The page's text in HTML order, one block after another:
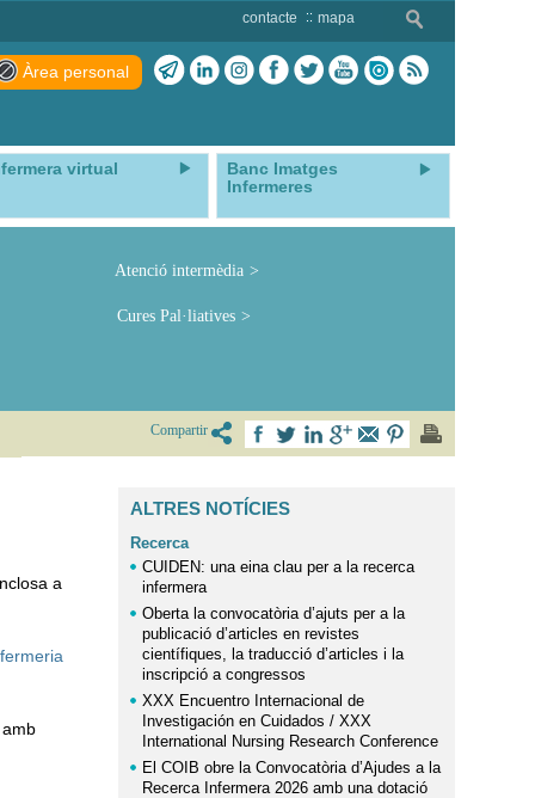
contacte mapa
Àrea personal
virtual
Banc Imatges
Infermeres
Atenció intermèdia
Cures Pal·liatives
Compartir
a
ALTRES NOTÍCIES
Recerca
CUIDEN: una eina clau per a la recerca
infermera
Oberta la convocatòria d’ajuts per a la
publicació d’articles en revistes
científiques, la traducció d’articles i la
inscripció a congressos
XXX Encuentro Internacional de
Investigación en Cuidados / XXX
International Nursing Research Conference
El COIB obre la Convocatòria d’Ajudes a la
Recerca Infermera 2026 amb una dotació